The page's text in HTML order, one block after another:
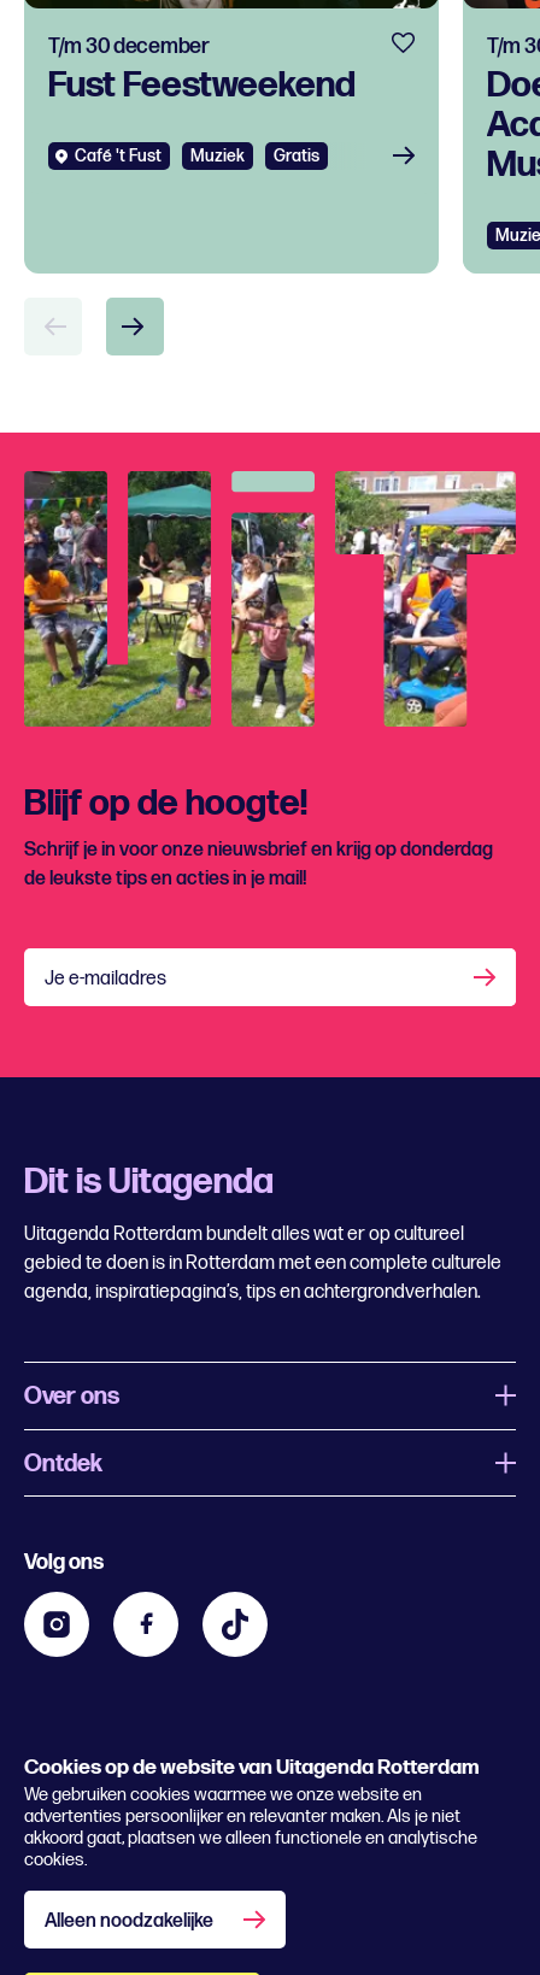
Cookies op de website van Uitagenda Rotterdam
We gebruiken cookies waarmee we onze website en
advertenties persoonlijker en relevanter maken. Als je niet
akkoord gaat, plaatsen we alleen functionele en analytische
cookies.
Alleen noodzakelijke
Fust Feestweekend
T/m 30 december
Café 't Fust Muziek Gratis
T/m
Blijf op de hoogte!
Schrijf je in voor onze nieuwsbrief en krijg op donderdag
de leukste tips en acties in je mail!
Je e-mailadres
Dit is Uitagenda
Uitagenda Rotterdam bundelt alles wat er op cultureel
gebied te doen is in Rotterdam met een complete culturele
agenda, inspiratiepagina’s, tips en achtergrondverhalen.
Over ons
Wat is Uitagenda Rotterdam
Contact
Zakelijk
Lees het magazine
Ontdek
Kids
Volg ons
© 2026 Rotterdam Festivals